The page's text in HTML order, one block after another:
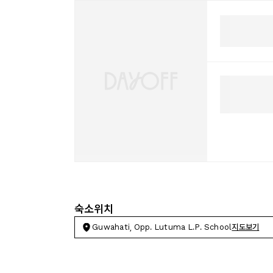
숙소위치
Guwahati, Opp. Lutuma L.P. School지도보기